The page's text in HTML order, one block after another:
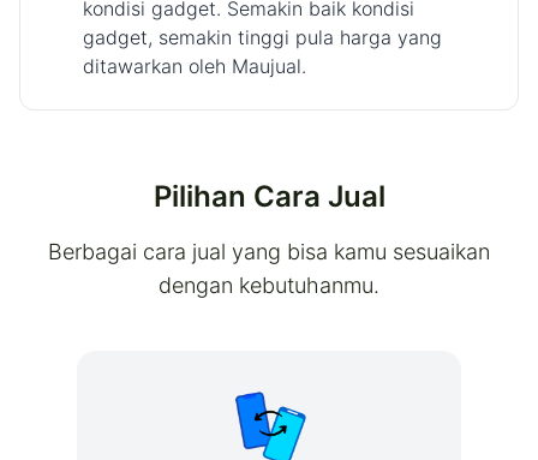
kondisi gadget. Semakin baik kondisi
gadget, semakin tinggi pula harga yang
ditawarkan oleh Maujual.
Pilihan Cara Jual
Berbagai cara jual yang bisa kamu sesuaikan
dengan kebutuhanmu.